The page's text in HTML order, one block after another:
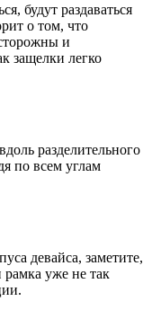
будут раздаваться
о том, что
и
защелки легко
разделительного
по всем углам
девайса, заметите,
уже не так